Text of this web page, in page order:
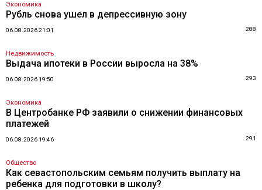
Экономика
Рубль снова ушел в депрессивную зону
06.08.2026 21:01 288
Недвижимость
Выдача ипотеки в России выросла на 38%
06.08.2026 19:50 293
Экономика
В Центробанке РФ заявили о снижении финансовых
платежей
06.08.2026 19:46 291
Общество
Как севастопольским семьям получить выплату на
ребенка для подготовки в школу?